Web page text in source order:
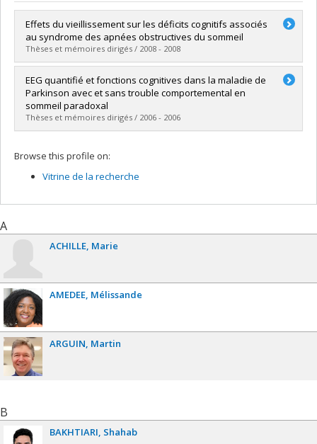
Effets du vieillissement sur les déficits cognitifs associés
au syndrome des apnées obstructives du sommeil
Thèses et mémoires dirigés / 2008 - 2008
Graduate :Mathieu, Annie
Cycle :Doctoral
Grade :Ph. D.
Lien vers le document dans Papyrus
EEG quantifié et fonctions cognitives dans la maladie de
Parkinson avec et sans trouble comportemental en
sommeil paradoxal
Thèses et mémoires dirigés / 2006 - 2006
Cycle :Master's
Grade :M. Sc.
Browse this profile on:
Vitrine de la recherche
A
ACHILLE Marie
AMEDEE Mélissande
ARGUIN Martin
B
BAKHTIARI Shahab